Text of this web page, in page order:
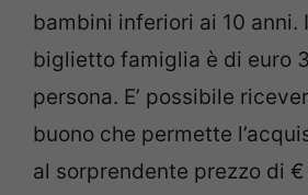
bambini inferiori ai 10 anni.
biglietto famiglia è di euro
persona. E’ possibile
buono che permette
al sorprendente prezzo di